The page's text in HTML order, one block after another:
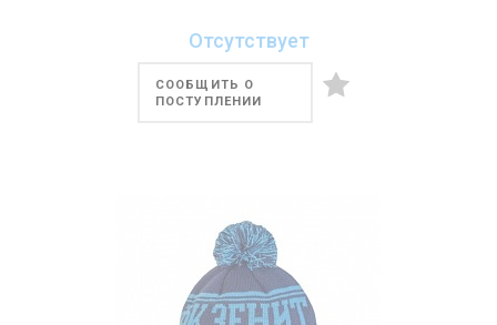
Отсутствует
СООБЩИТЬ О
ПОСТУПЛЕНИИ